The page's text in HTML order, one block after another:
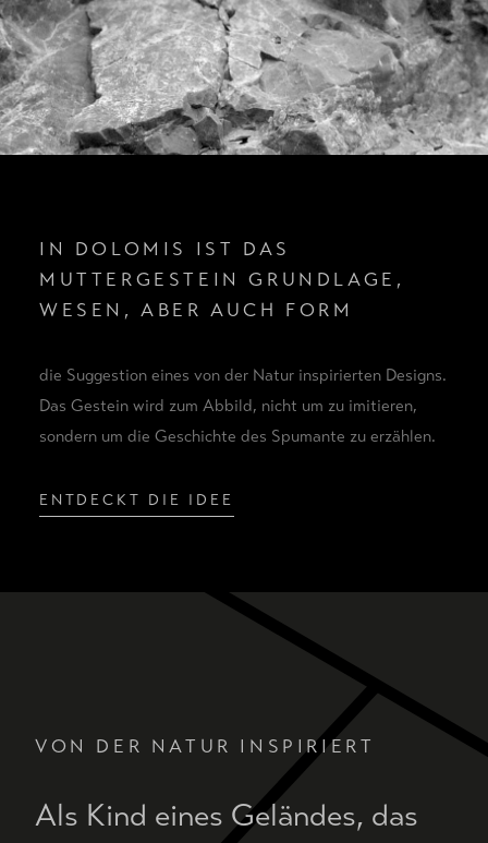
IN DOLOMIS IST DAS
MUTTERGESTEIN GRUNDLAGE,
WESEN, ABER AUCH FORM
die Suggestion eines von der Natur inspirierten Designs.
Das Gestein wird zum Abbild, nicht um zu imitieren,
sondern um die Geschichte des Spumante zu erzählen.
ENTDECKT DIE IDEE
VON DER NATUR INSPIRIERT
Als Kind eines Geländes, das